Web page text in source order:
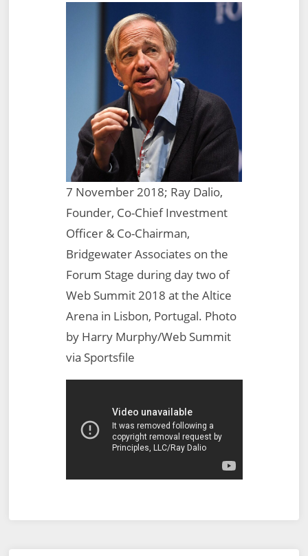
7 November 2018; Ray Dalio,
Founder, Co-Chief Investment
Officer & Co-Chairman,
Bridgewater Associates on the
Forum Stage during day two of
Web Summit 2018 at the Altice
Arena in Lisbon, Portugal. Photo
by Harry Murphy/Web Summit
via Sportsfile